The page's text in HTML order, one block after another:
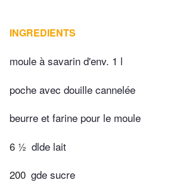
INGREDIENTS
moule à savarin d'env. 1 l
poche avec douille cannelée
beurre et farine pour le moule
6 ½ dlde lait
200 gde sucre